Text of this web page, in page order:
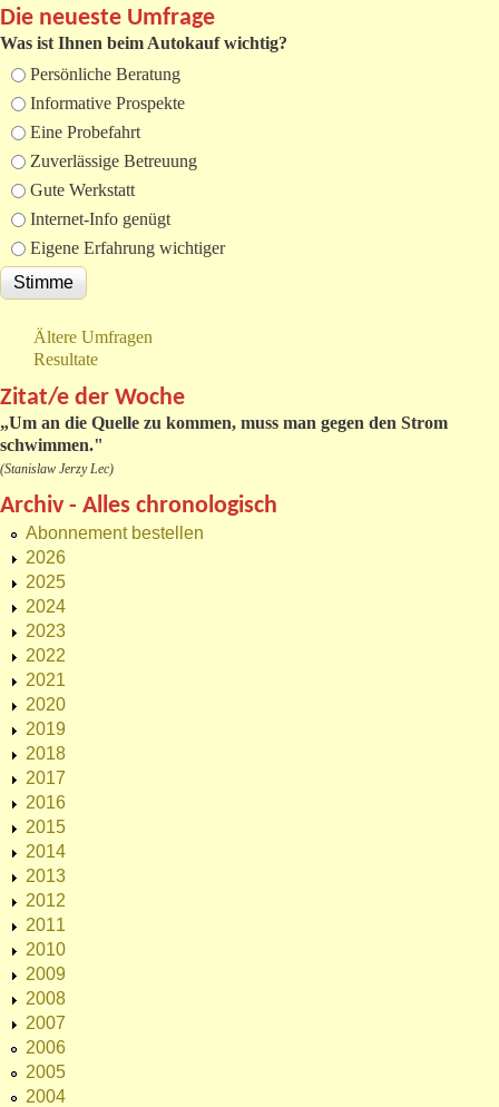
Die neueste Umfrage
Was ist Ihnen beim Autokauf wichtig?
Auswahlmöglichkeiten
Persönliche Beratung
Informative Prospekte
Eine Probefahrt
Zuverlässige Betreuung
Gute Werkstatt
Internet-Info genügt
Eigene Erfahrung wichtiger
Ältere Umfragen
Resultate
Zitat/e der Woche
„Um an die Quelle zu kommen, muss man gegen den Strom
schwimmen."
(Stanislaw Jerzy Lec)
Archiv - Alles chronologisch
Abonnement bestellen
2026
2025
2024
2023
2022
2021
2020
2019
2018
2017
2016
2015
2014
2013
2012
2011
2010
2009
2008
2007
2006
2005
2004